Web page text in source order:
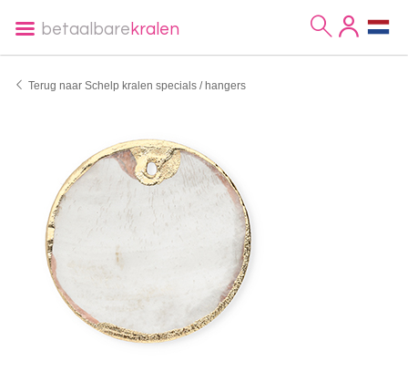
betaalbare kralen
Terug naar Schelp kralen specials / hangers